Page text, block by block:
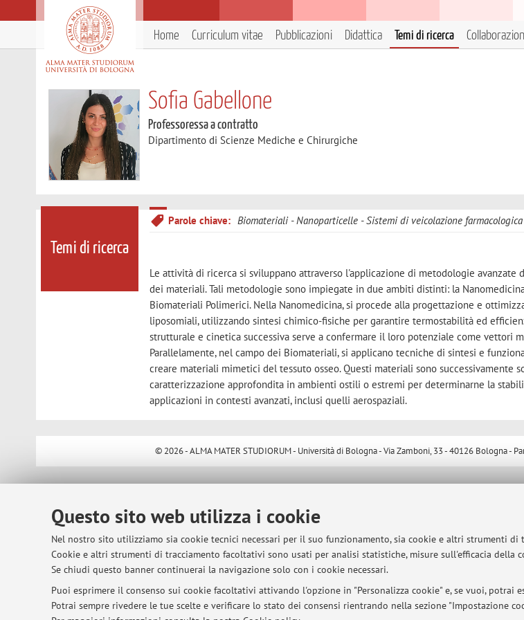
Questo sito web utilizza i cookie
Nel nostro sito utilizziamo sia cookie tecnici necessari per il suo funzionamento, sia cookie e altri strumenti
Cookie e altri strumenti di tracciamento facoltativi sono usati per analisi statistiche, misure sull'efficacia
Se chiudi questo banner continuerai la navigazione solo con i cookie necessari.
Puoi esprimere il consenso sui cookie facoltativi attivando l'opzione in "Personalizza cookie" e, se vuoi, potrai
Potrai sempre rivedere le tue scelte e verificare lo stato dei consensi rientrando nella sezione "Impostazione
Home Curriculum vitae Pubblicazioni Didattica Temi di ricerca
Sofia Gabellone
Professoressa a contratto
Dipartimento di Scienze Mediche e Chirurgiche
Temi di ricerca
Parole chiave: Biomateriali Nanoparticelle Sistemi di veicolazione farmacologica
Le attività di ricerca si sviluppano attraverso l'applicazione di metodologie avanzate
dei materiali. Tali metodologie sono impiegate in due ambiti distinti: la
Biomateriali Polimerici. Nella Nanomedicina, si procede alla progettazione e
liposomiali, utilizzando sintesi chimico-fisiche per garantire termostabilità ed
strutturale e cinetica successiva serve a confermare il loro potenziale come vettori
Parallelamente, nel campo dei Biomateriali, si applicano tecniche di sintesi e
creare materiali mimetici del tessuto osseo. Questi materiali sono successivamente
caratterizzazione approfondita in ambienti ostili o estremi per determinarne la
applicazioni in contesti avanzati, inclusi quelli aerospaziali.
© 2026 - ALMA MATER STUDIORUM - Università di Bologna - Via Zamboni, 33 - 40126 Bologna -